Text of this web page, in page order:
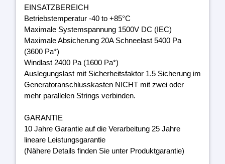
EINSATZBEREICH
Betriebstemperatur -40 to +85°C
Maximale Systemspannung 1500V DC (IEC)
Maximale Absicherung 20A Schneelast 5400 Pa
(3600 Pa*)
Windlast 2400 Pa (1600 Pa*)
Auslegungslast mit Sicherheitsfaktor 1.5 Sicherung im
Generatoranschlusskasten NICHT mit zwei oder
mehr parallelen Strings verbinden.
GARANTIE
10 Jahre Garantie auf die Verarbeitung 25 Jahre
lineare Leistungsgarantie
(Nähere Details finden Sie unter Produktgarantie)